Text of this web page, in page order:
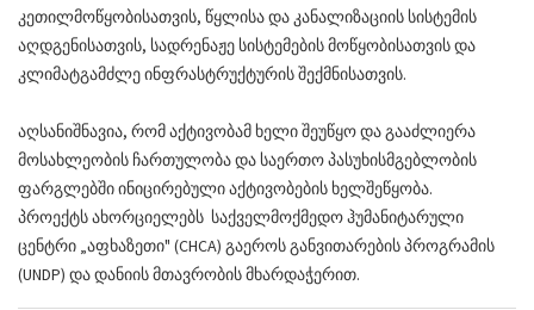
კეთილმოწყობისათვის, წყლისა და კანალიზაციის სისტემის
აღდგენისათვის, სადრენაჟე სისტემების მოწყობისათვის და
კლიმატგამძლე ინფრასტრუქტურის შექმნისათვის.
აღსანიშნავია, რომ აქტივობამ ხელი შეუწყო და გააძლიერა
მოსახლეობის ჩართულობა და საერთო პასუხისმგებლობის
ფარგლებში ინიცირებული აქტივობების ხელშეწყობა.
პროექტს ახორციელებს საქველმოქმედო ჰუმანიტარული
ცენტრი „აფხაზეთი" (CHCA) გაეროს განვითარების პროგრამის
(UNDP) და დანიის მთავრობის მხარდაჭერით.